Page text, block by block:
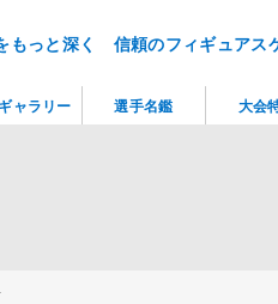
もっと深く 信頼のフィギュアス
ャラリー 選手名鑑 大会